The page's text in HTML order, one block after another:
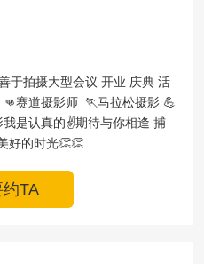
于拍摄大型会议 开业 庆典 活
赛道摄影师  🏃马拉松摄影 💪
我是认真的✌️期待与你相逢 捕
好的时光👏👏
TA